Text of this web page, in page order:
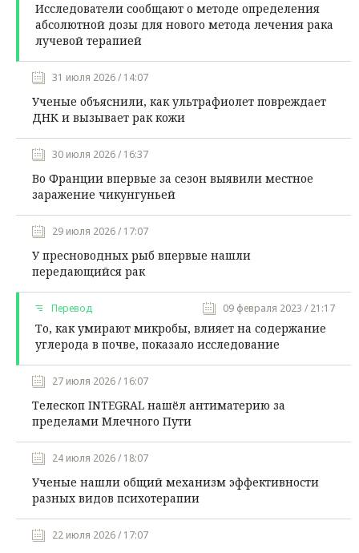
Исследователи сообщают о методе определения
абсолютной дозы для нового метода лечения рака
лучевой терапией
31 июля 2026 / 14:07
Ученые объяснили, как ультрафиолет повреждает
ДНК и вызывает рак кожи
30 июля 2026 / 16:37
Во Франции впервые за сезон выявили местное
заражение чикунгуньей
29 июля 2026 / 17:07
У пресноводных рыб впервые нашли
передающийся рак
Перевод 09 февраля 2023 / 21:17
То, как умирают микробы, влияет на содержание
углерода в почве, показало исследование
27 июля 2026 / 16:07
Телескоп INTEGRAL нашёл антиматерию за
пределами Млечного Пути
24 июля 2026 / 18:07
Ученые нашли общий механизм эффективности
разных видов психотерапии
22 июля 2026 / 17:07